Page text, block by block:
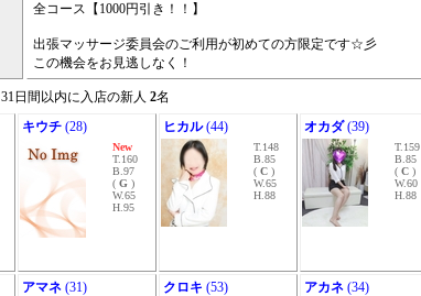
全コース【1000円引き！！】
出張マッサージ委員会のご利用が初めての方限定です☆彡
この機会をお見逃しなく！
31日間以内に入店の新人 2名
キウチ (28)
New
T.160
B.97
( G )
W.65
H.95
ヒカル(44)
T.148
B.85
( C )
W.65
H.88
オカダ(39)
T.159
B.85
( C )
W.60
H.88
アマネ (31) クロキ (53) アカネ (34)